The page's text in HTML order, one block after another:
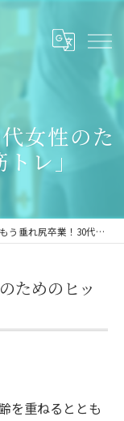
女性のた
レ」
う垂れ尻卒業！30代女性のためのヒップアップ筋トレ」
ためのヒッ
を重ねるととも